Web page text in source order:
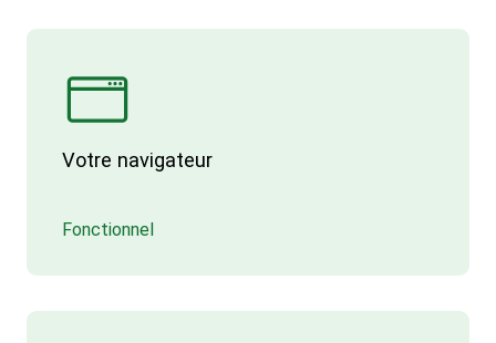
Votre navigateur
Fonctionnel